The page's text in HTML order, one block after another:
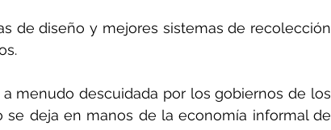
de diseño y mejores sistemas de recolección
menudo descuidada por los gobiernos de los
deja en manos de la economía informal de